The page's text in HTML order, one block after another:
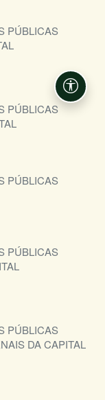
PÚBLICAS
PÚBLICAS
PÚBLICAS
PÚBLICAS
PÚBLICAS
DA CAPITAL